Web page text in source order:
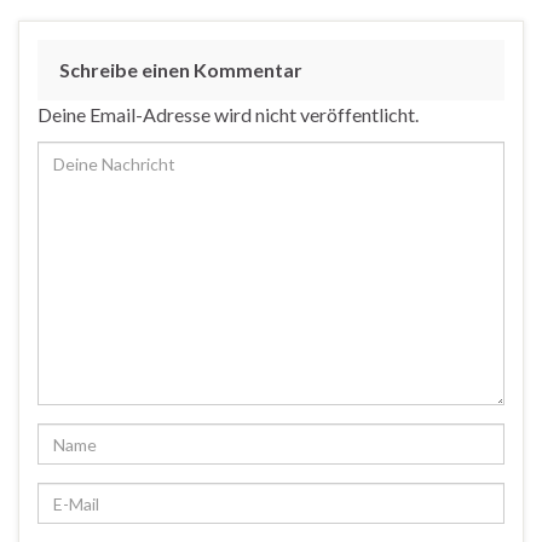
Schreibe einen Kommentar
Deine Email-Adresse wird nicht veröffentlicht.